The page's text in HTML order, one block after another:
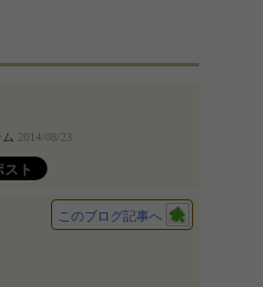
2014/08/23
このブログ記事へ